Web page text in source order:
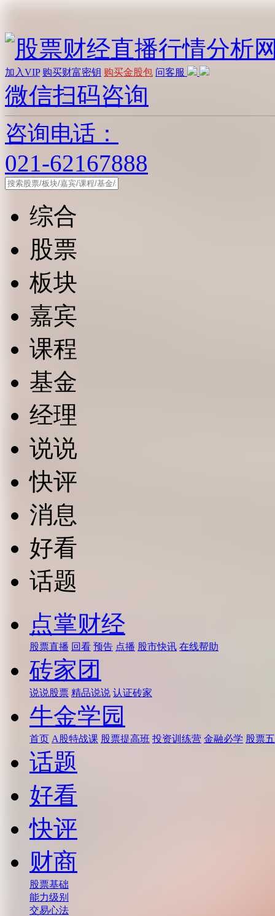
加入VIP 购买财富密钥 购买金股包 问客服
微信扫码咨询
咨询电话：
021-62167888
综合
股票
板块
嘉宾
课程
基金
经理
说说
快评
消息
好看
话题
点掌财经
股票直播 回看 预告 点播 股市快讯 在线帮助
砖家团
说说股票 精品说说 认证砖家
牛金学园
首页 A股特战课 股票提高班 投资训练营 金融必学 股票
话题
好看
快评
财商
股票基础
能力级别
交易心法